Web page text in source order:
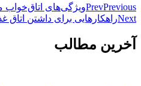
PrevPrevious
ویژگی‌های
Nextراهکارهایی برای داشتن اتاق
آخرین مطالب